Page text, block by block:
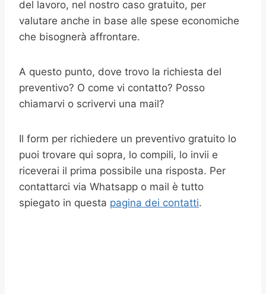
del lavoro, nel nostro caso gratuito, per
valutare anche in base alle spese economiche
che bisognerà affrontare.
A questo punto, dove trovo la richiesta del
preventivo? O come vi contatto? Posso
chiamarvi o scrivervi una mail?
Il form per richiedere un preventivo gratuito lo
puoi trovare qui sopra, lo compili, lo invii e
riceverai il prima possibile una risposta. Per
contattarci via Whatsapp o mail è tutto
spiegato in questa pagina dei contatti.